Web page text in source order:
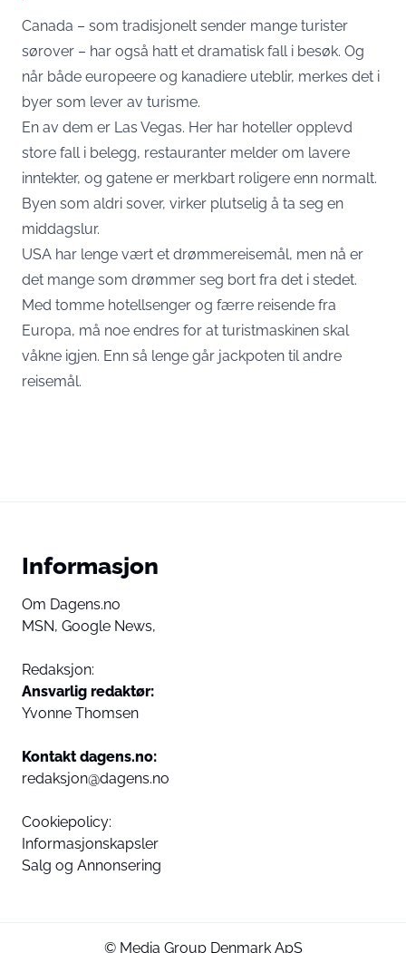
Canada – som tradisjonelt sender mange turister
sørover – har også hatt et dramatisk fall i besøk. Og
når både europeere og kanadiere uteblir, merkes det i
byer som lever av turisme.
En av dem er Las Vegas. Her har hoteller opplevd
store fall i belegg, restauranter melder om lavere
inntekter, og gatene er merkbart roligere enn normalt.
Byen som aldri sover, virker plutselig å ta seg en
middagslur.
USA har lenge vært et drømmereisemål, men nå er
det mange som drømmer seg bort fra det i stedet.
Med tomme hotellsenger og færre reisende fra
Europa, må noe endres for at turistmaskinen skal
våkne igjen. Enn så lenge går jackpoten til andre
reisemål.
Informasjon
Om Dagens.no
MSN, Google News,
Redaksjon:
Ansvarlig redaktør:
Yvonne Thomsen
Kontakt dagens.no:
redaksjon@dagens.no
Cookiepolicy:
Informasjonskapsler
Salg og Annonsering
© Media Group Denmark ApS